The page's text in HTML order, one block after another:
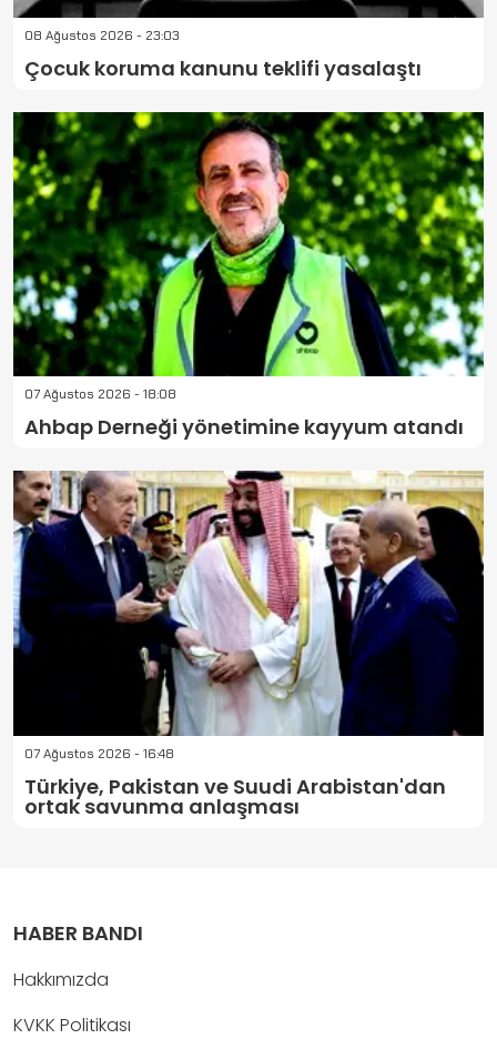
08 Ağustos 2026 - 23:03
Çocuk koruma kanunu teklifi yasalaştı
07 Ağustos 2026 - 18:08
Ahbap Derneği yönetimine kayyum atandı
07 Ağustos 2026 - 16:48
Türkiye, Pakistan ve Suudi Arabistan'dan
ortak savunma anlaşması
HABER BANDI
Hakkımızda
KVKK Politikası